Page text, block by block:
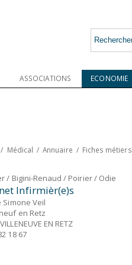
ASSOCIATIONS ECONOMIE
/ Médical /Annuaire / Fiches métiers
/ Bigini-Renaud / Poirier / Odie
Infirmièr(e)s
Simone Veil
en Retz
EN RETZ
18 67